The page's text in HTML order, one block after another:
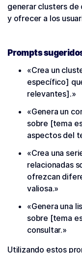
generar clusters
y ofrecer a los
Prompts
«Crea un
específico]
relevantes].»
«Genera un
sobre [tema
aspectos del
«Crea una
relacionadas
ofrezcan
valiosa.»
«Genera una
sobre [tema
consultar.»
Utilizando estos